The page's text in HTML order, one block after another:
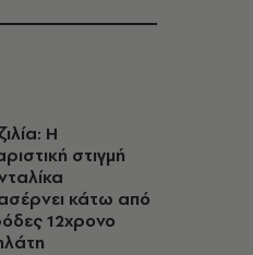
Η
στιγμή
κάτω από
12χρονο